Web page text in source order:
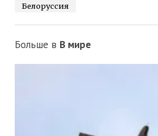
Белоруссия
Больше в В мире